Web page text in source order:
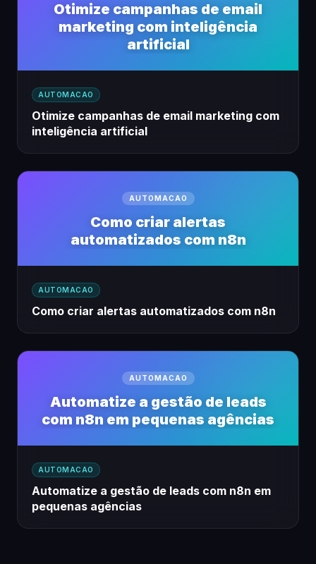
Otimize campanhas de email
marketing com inteligência
artificial
AUTOMACAO
Otimize campanhas de email marketing com
inteligência artificial
AUTOMACAO
Como criar alertas
automatizados com n8n
AUTOMACAO
Como criar alertas automatizados com n8n
AUTOMACAO
Automatize a gestão de leads
com n8n em pequenas agências
AUTOMACAO
Automatize a gestão de leads com n8n em
pequenas agências